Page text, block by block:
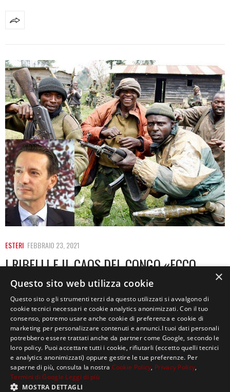
ESTERI FEBBRAIO 23, 2021
I RIBELLI E IL CAOS DEL CONGO «ECCO
PERCHÉ HANNO UCCISO»
La tragica notizia dell’uccisione dell’ambasciatore
italiano nella Repubblica Democratica del Congo, Luca
Attanasio, insieme a…
×
Questo sito web utilizza cookie
Questo sito o gli strumenti terzi da questo utilizzati si avvalgono di
cookie tecnici necessari e cookie analytics anonimizzati. Con il tuo
consenso, potremo usare anche cookie di preferenza e cookie di
marketing per personalizzare contenuti e annunci.I tuoi dati personali
potrebbero essere trattati anche da partner come Google, secondo le
loro policy. Puoi accettare tutti i cookie, rifiutarli (eccetto quelli tecnici
e analytics anonimizzati) oppure gestire le tue preferenze. Per
saperne di più, consulta la nostra Cookie Policy, Privacy Policy,
Termini di Google Leggi di più
MOSTRA DETTAGLI